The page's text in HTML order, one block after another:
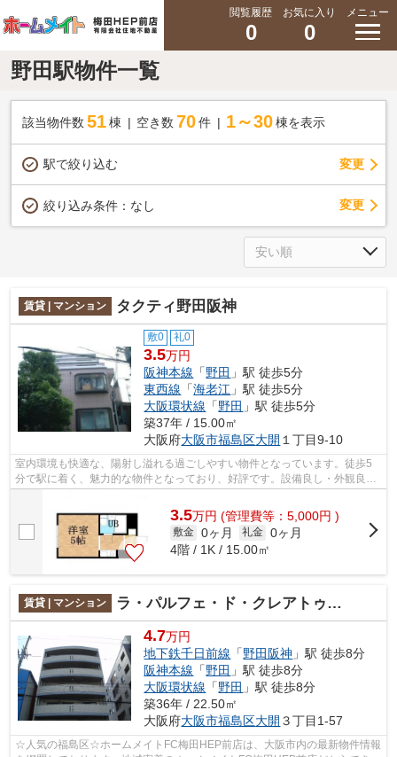
閲覧履歴
0
お気に入り
0
メニュー
野田駅物件一覧
該当物件数 51棟 空き数 70 件 1～30 棟を表示
駅で絞り込む 変更
絞り込み条件： なし 変更
賃貸 | マンション タクティ野田阪神
敷0 礼0
3.5万円
阪神本線 「野田 」駅 徒歩5分
東西線 「海老江 」駅 徒歩5分
大阪環状線 「野田 」駅 徒歩5分
築37年 / 15.00㎡
大阪府大阪市福島区大開 １丁目9-10
室内環境も快適な、陽射し溢れる過ごしやすい物件となっています。徒歩5
分で駅に着く、魅力的な物件となっており、好評です。設備良し・外観良し
3.5万円 (管理費等：5,000円 )
敷金 0ヶ月 礼金 0ヶ月
4階 / 1K / 15.00㎡
賃貸 | マンション ラ・パルフェ・ド・クレアトゥール
4.7万円
地下鉄千日前線 「野田阪神 」駅 徒歩8分
阪神本線 「野田 」駅 徒歩8分
大阪環状線 「野田 」駅 徒歩8分
築36年 / 22.50㎡
大阪府大阪市福島区大開 ３丁目1-57
☆人気の福島区☆ホームメイトFC梅田HEP前店は、大阪市内の最新物件情報